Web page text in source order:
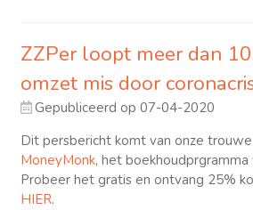
ZZPer loopt meer dan
omzet mis door
Gepubliceerd op 07-04-2020
Dit persbericht komt van onze
MoneyMonk, het
Probeer het gratis en ontvang 25%
HIER.